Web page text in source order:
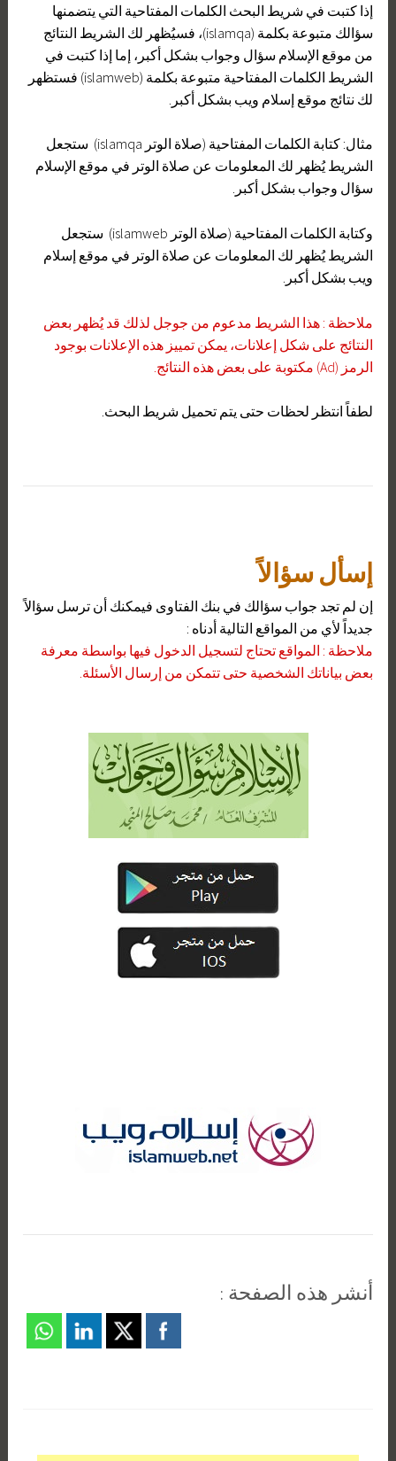
إذا كتبت في شريط البحث الكلمات المفتاحية التي يتضمنها
سؤالك متبوعة بكلمة (islamqa)، فسيُظهر لك الشريط النتائج
من موقع الإسلام سؤال وجواب بشكل أكبر، إما إذا كتبت في
الشريط الكلمات المفتاحية متبوعة بكلمة (islamweb) فستظهر
لك نتائج موقع إسلام ويب بشكل أكبر.
مثال: كتابة الكلمات المفتاحية (صلاة الوتر islamqa) ستجعل
الشريط يُظهر لك المعلومات عن صلاة الوتر في موقع الإسلام
سؤال وجواب بشكل أكبر.
وكتابة الكلمات المفتاحية (صلاة الوتر islamweb) ستجعل
الشريط يُظهر لك المعلومات عن صلاة الوتر في موقع إسلام
ويب بشكل أكبر.
ملاحظة : هذا الشريط مدعوم من جوجل لذلك قد يُظهر بعض
النتائج على شكل إعلانات، يمكن تمييز هذه الإعلانات بوجود
الرمز (Ad) مكتوبة على بعض هذه النتائج.
لطفاً انتظر لحظات حتى يتم تحميل شريط البحث.
إسأل سؤالاً
إن لم تجد جواب سؤالك في بنك الفتاوى فيمكنك أن ترسل سؤالاً
جديداً لأي من المواقع التالية أدناه :
ملاحظة : المواقع تحتاج لتسجيل الدخول فيها بواسطة معرفة
بعض بياناتك الشخصية حتى تتمكن من إرسال الأسئلة.
أنشر هذه الصفحة :